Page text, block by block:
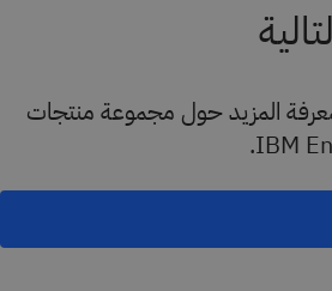
المزيد حول مجموعة منتجات
IBM